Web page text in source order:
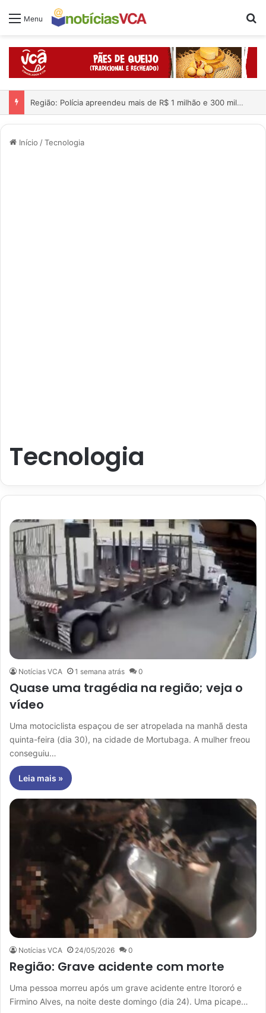
Menu
Região: Polícia apreendeu mais de R$ 1 milhão e 300 mil dentro de carro; quatro pessoas foram presas
Início /Tecnologia
Tecnologia
Notícias VCA 1 semana atrás 0
Quase uma tragédia na região; veja o
vídeo
Uma motociclista espaçou de ser atropelada na manhã desta
quinta-feira (dia 30), na cidade de Mortubaga. A mulher freou
conseguiu…
Leia mais »
Notícias VCA 24/05/2026 0
Região: Grave acidente com morte
Uma pessoa morreu após um grave acidente entre Itororó e
Firmino Alves, na noite deste domingo (dia 24). Uma picape…